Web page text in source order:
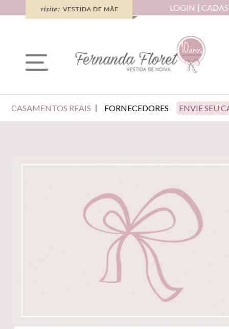
LOGIN
CASAMENTOS REAIS FORNECEDORES ENVIE SEU